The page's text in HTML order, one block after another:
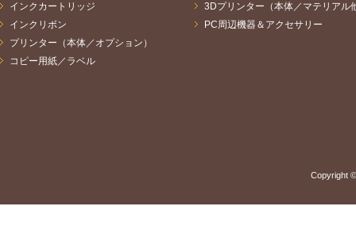
インクカートリッジ
インクリボン
プリンター（本体／オプション）
コピー用紙／ラベル
3Dプリンター（本体／マテリアル
PC周辺機器＆アクセサリー
Copyright